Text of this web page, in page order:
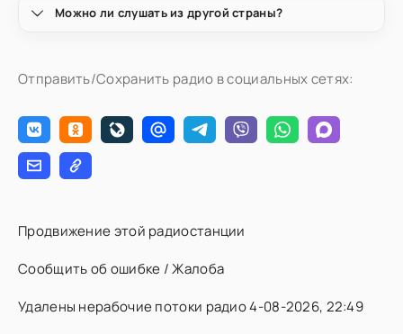
Можно ли слушать из другой страны?
Отправить/Сохранить радио в социальных сетях:
Продвижение этой радиостанции
Сообщить об ошибке / Жалоба
Удалены нерабочие потоки радио 4-08-2026, 22:49